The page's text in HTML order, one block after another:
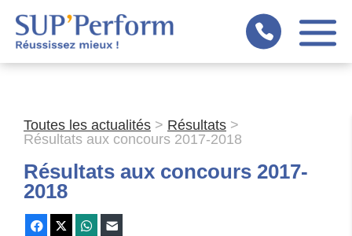
Toutes les actualités > Résultats >
Résultats aux concours 2017-2018
Résultats aux concours 2017-
2018
Facebook WhatsApp